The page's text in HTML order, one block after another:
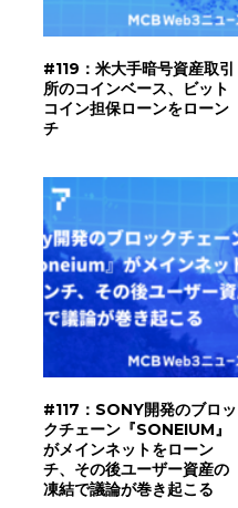
#119：米大手暗号資産取引
所のコインベース、ビット
コイン担保ローンをローン
チ
#117：SONY開発のブロッ
クチェーン『SONEIUM』
がメインネットをローン
チ、その後ユーザー資産の
凍結で議論が巻き起こる